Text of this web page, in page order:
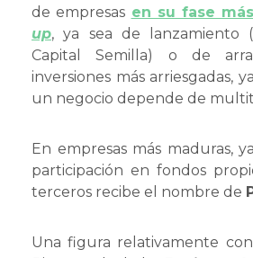
de empresas en su fase
up, ya sea de lanzamiento (
Capital Semilla) o de
inversiones más arriesgadas,
un negocio depende de
En empresas más maduras,
participación en fondos
terceros recibe el nombre de
Una figura relativamente